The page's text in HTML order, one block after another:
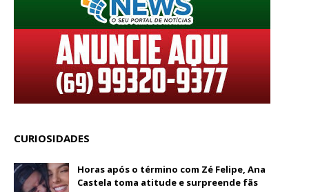
CURIOSIDADES
Horas após o término com Zé Felipe, Ana
Castela toma atitude e surpreende fãs